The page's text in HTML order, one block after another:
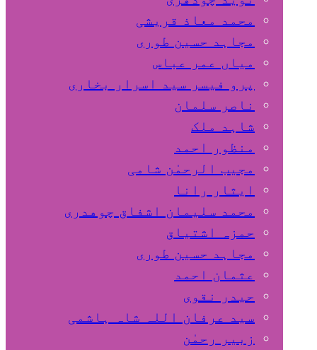
محمد معاذ قریشی
مجاہد حسین طوری
میاں عمر عباس
پرو فیسر سید اسرار بخاری
ناصر سلمان
شاہد ملک
منظور احمد
مجیب الرحمٰن شامی
ایثار رانا
محمد سلیمان اشفاق چوهدری
حمزہ اشتیاق
مجاہد حسین طوری
عثمان احمد
حیدر نقوی
سید عرفان اللہ شاہ ہاشمی
زبیر رحمٰن